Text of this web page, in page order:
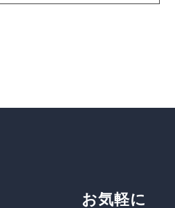
お気軽に